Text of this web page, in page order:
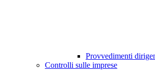
Provvedimenti
Controlli sulle imprese